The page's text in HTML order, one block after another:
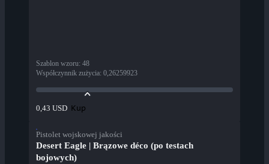
Szablon wzoru: 48
Współczynnik zużycia: 0,26259923
0,43 USD Kup
Pistolet wojskowej jakości
Desert Eagle | Brązowe déco (po testach
bojowych)